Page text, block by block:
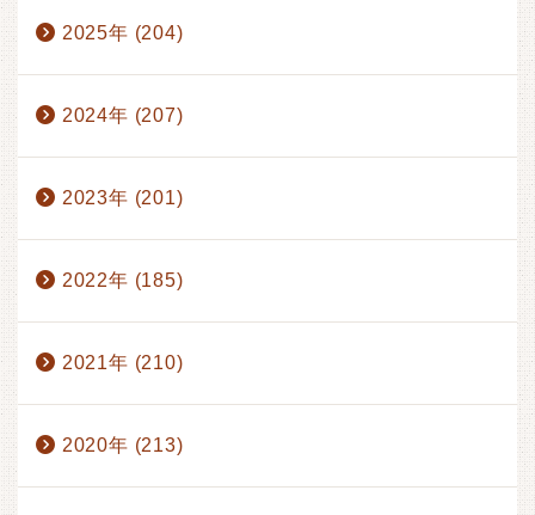
2025年 (204)
2024年 (207)
2023年 (201)
2022年 (185)
2021年 (210)
2020年 (213)